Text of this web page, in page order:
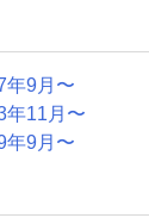
年9月〜
年11月〜
年9月〜